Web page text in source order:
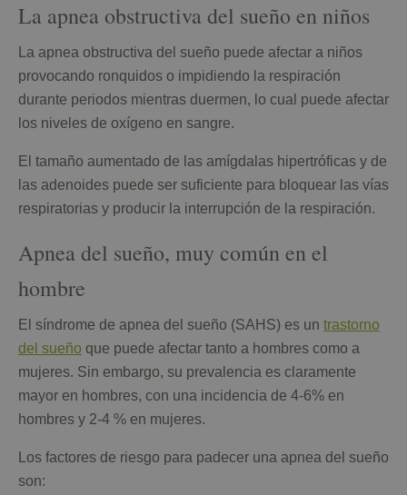
La apnea obstructiva del sueño en niños
La apnea obstructiva del sueño puede afectar a niños
provocando ronquidos o impidiendo la respiración
durante periodos mientras duermen, lo cual puede afectar
los niveles de oxígeno en sangre.
El tamaño aumentado de las amígdalas hipertróficas y de
las adenoides puede ser suficiente para bloquear las vías
respiratorias y producir la interrupción de la respiración.
Apnea del sueño, muy común en el
hombre
El síndrome de apnea del sueño (SAHS) es un trastorno
del sueño que puede afectar tanto a hombres como a
mujeres. Sin embargo, su prevalencia es claramente
mayor en hombres, con una incidencia de 4-6% en
hombres y 2-4 % en mujeres.
Los factores de riesgo para padecer una apnea del sueño
son: